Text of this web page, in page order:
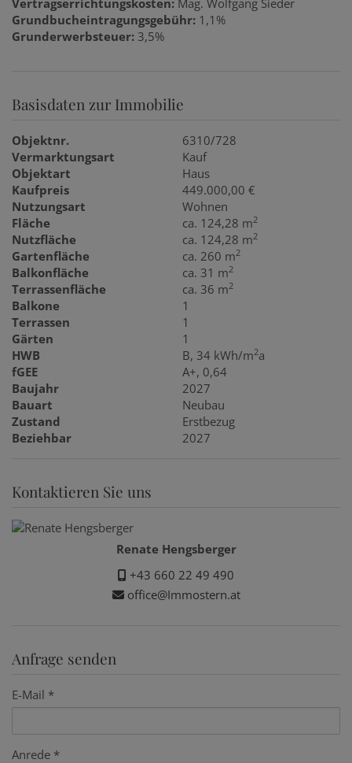
Grundbucheintragungsgebühr: 1,1%
Grunderwerbsteuer: 3,5%
Basisdaten zur Immobilie
Objektnr.
6310/728
Vermarktungsart
Kauf
Objektart
Haus
Kaufpreis
449.000,00 €
Nutzungsart
Wohnen
Fläche
ca. 124,28 m2
Nutzfläche ca. 124,28 m2
Gartenfläche ca. 260 m2
Balkonfläche ca. 31 m2
Terrassenfläche ca. 36 m2
Balkone
1
Terrassen
1
Gärten
1
HWB
B, 34 kWh/m2a
fGEE
A+, 0,64
Baujahr
2027
Bauart
Neubau
Zustand
Erstbezug
Beziehbar
2027
Kontaktieren Sie uns
Renate Hengsberger
+43 660 22 49 490
office@Immostern.at
Anfrage senden
E-Mail
Anrede